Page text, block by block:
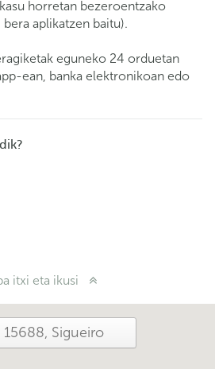
horretan bezeroentzako
aplikatzen baitu).
eguneko 24 orduetan
ean, banka elektronikoan edo
itxi eta ikusi